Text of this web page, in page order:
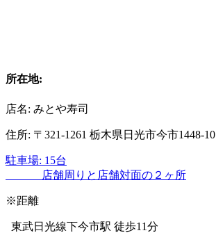
所在地:
店名: みとや寿司
住所: 〒321-1261 栃木県日光市今市1448-10
駐車場: 15台
店舗周りと店舗対面の２ヶ所
※距離
東武日光線下今市駅 徒歩11分